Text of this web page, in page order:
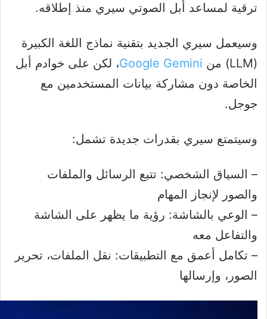
ترقية لمساعد أبل الصوتي سيري منذ إطلاقه.
وسيعمل سيري الجديد بتقنية نماذج اللغة الكبيرة
(LLM) من
Google Gemini، لكن على خوادم أبل
الخاصة دون مشاركة بيانات المستخدمين مع
جوجل.
وسيتمتع سيري بقدرات جديدة تشمل:
– السياق الشخصي: تتبع الرسائل والملفات
والصور لإنجاز المهام
– الوعي بالشاشة: رؤية ما يظهر على الشاشة
والتفاعل معه
– تكامل أعمق مع التطبيقات: نقل الملفات، تحرير
الصور، وإرسالها